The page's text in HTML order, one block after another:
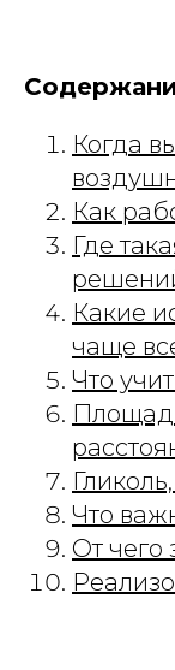
Когда
Как
Где
Какие
чаще
Что
Что
От чего